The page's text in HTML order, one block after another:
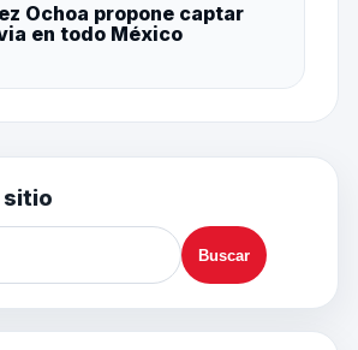
Ochoa propone captar
en todo México
sitio